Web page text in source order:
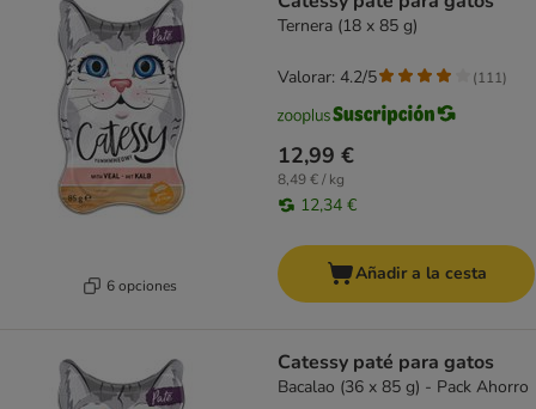
6 opciones
Ternera (18 x 85 g)
12,99 €
8,49 € / kg
12,34 €
Valorar: 4.2/5 (111)
Añadir a la cesta
Catessy paté para gatos
Bacalao (36 x 85 g) - Pack Ahorro